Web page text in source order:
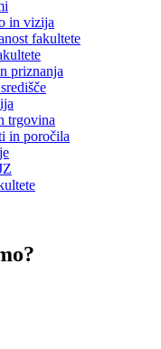
in vizija
fakultete
priznanja
trgovina
in poročila